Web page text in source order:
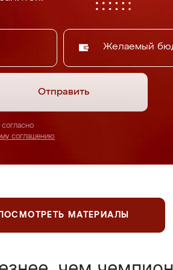
Желаемый
Отправить
соглашению
ПОСМОТРЕТЬ МАТЕРИАЛЫ